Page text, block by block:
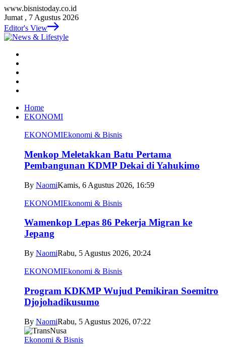
www.bisnistoday.co.id
Jumat , 7 Agustus 2026
Editor's View
Home
EKONOMI
EKONOMIEkonomi & Bisnis
Menkop Meletakkan Batu Pertama
Pembangunan KDMP Dekai di Yahukimo
By NaomiKamis, 6 Agustus 2026, 16:59
EKONOMIEkonomi & Bisnis
Wamenkop Lepas 86 Pekerja Migran ke
Jepang
By NaomiRabu, 5 Agustus 2026, 20:24
EKONOMIEkonomi & Bisnis
Program KDKMP Wujud Pemikiran Soemitro
Djojohadikusumo
By NaomiRabu, 5 Agustus 2026, 07:22
Ekonomi & Bisnis